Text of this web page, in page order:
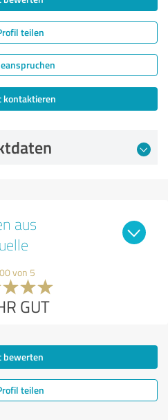
teilen
kontaktieren
aus
von 5
GUT
bewerten
teilen